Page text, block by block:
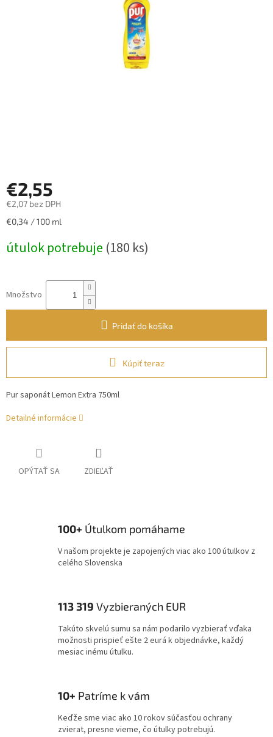
€2,55
€2,07 bez DPH
Jednotková
€0,34 / 100 ml
útulok potrebuje (180 ks)
Množstvo
Pridať do košíka
Kúpiť teraz
Pur saponát Lemon Extra 750ml
Detailné informácie
OPÝTAŤ SA ZDIEĽAŤ
100+ Útulkom pomáhame
V našom projekte je zapojených viac ako 100 útulkov z
celého Slovenska
113 319 Vyzbieraných EUR
Takúto skvelú sumu sa nám podarilo vyzbierať vďaka
možnosti prispieť ešte 2 eurá k objednávke, každý
mesiac inému útulku.
10+ Patríme k vám
Keďže sme viac ako 10 rokov súčasťou ochrany
zvierat, presne vieme, čo útulky potrebujú.